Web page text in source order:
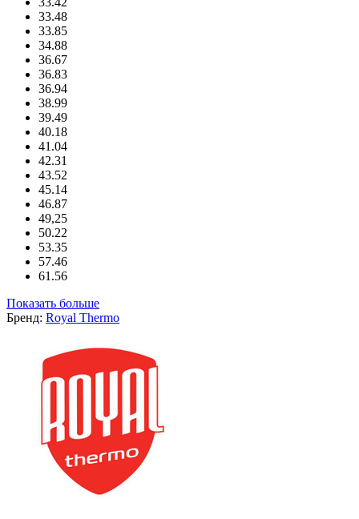
33.48
33.85
34.88
36.67
36.83
36.94
38.99
39.49
40.18
41.04
42.31
43.52
45.14
46.87
49,25
50.22
53.35
57.46
61.56
Показать больше
Бренд: Royal Thermo